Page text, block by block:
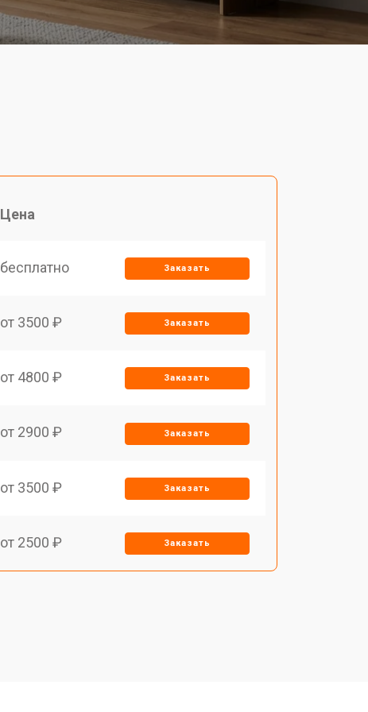
Цена
бесплатно Заказать
от 3500 ₽ Заказать
от 4800 ₽ Заказать
от 2900 ₽ Заказать
от 3500 ₽ Заказать
от 2500 ₽ Заказать